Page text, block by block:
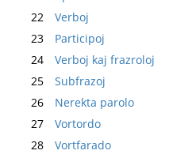
22
Verboj
23
Participoj
24
Verboj kaj frazroloj
25
Subfrazoj
26
Nerekta parolo
27
Vortordo
28
Vortfarado